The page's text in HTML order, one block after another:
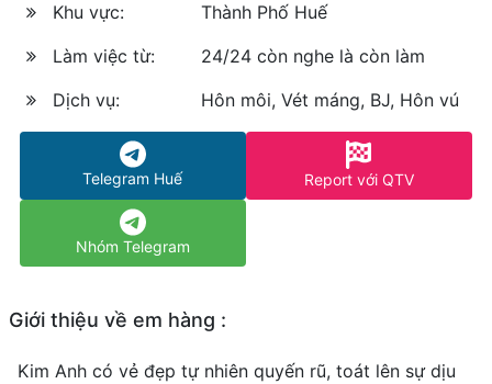
Khu vực:
Thành Phố Huế
Làm việc từ:
24/24 còn nghe là còn làm
Dịch vụ:
Hôn môi, Vét máng, BJ, Hôn vú
Telegram Huế Report với QTV
Nhóm Telegram
Giới thiệu về em hàng :
Kim Anh có vẻ đẹp tự nhiên quyến rũ, toát lên sự dịu